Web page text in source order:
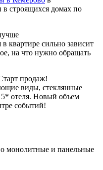
строящихся домах по
квартире сильно зависит
на что нужно обращать
продаж!
виды, стеклянные
5* отеля. Новый объем
событий!
монолитные и панельные